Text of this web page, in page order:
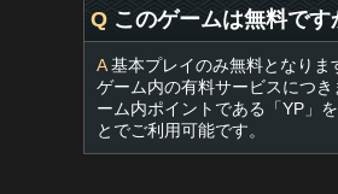
Q このゲームは無料です
A基本プレイのみ無料となりま
ゲーム内の有料サービスにつ
ーム内ポイントである「YP」
とでご利用可能です。